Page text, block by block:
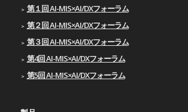
第１回 AI-MIS×AI/DXフォーラム
第２回 AI-MIS×AI/DXフォーラム
第３回 AI-MIS×AI/DXフォーラム
第4回 AI-MIS×AI/DXフォーラム
第5回 AI-MIS×AI/DXフォーラム